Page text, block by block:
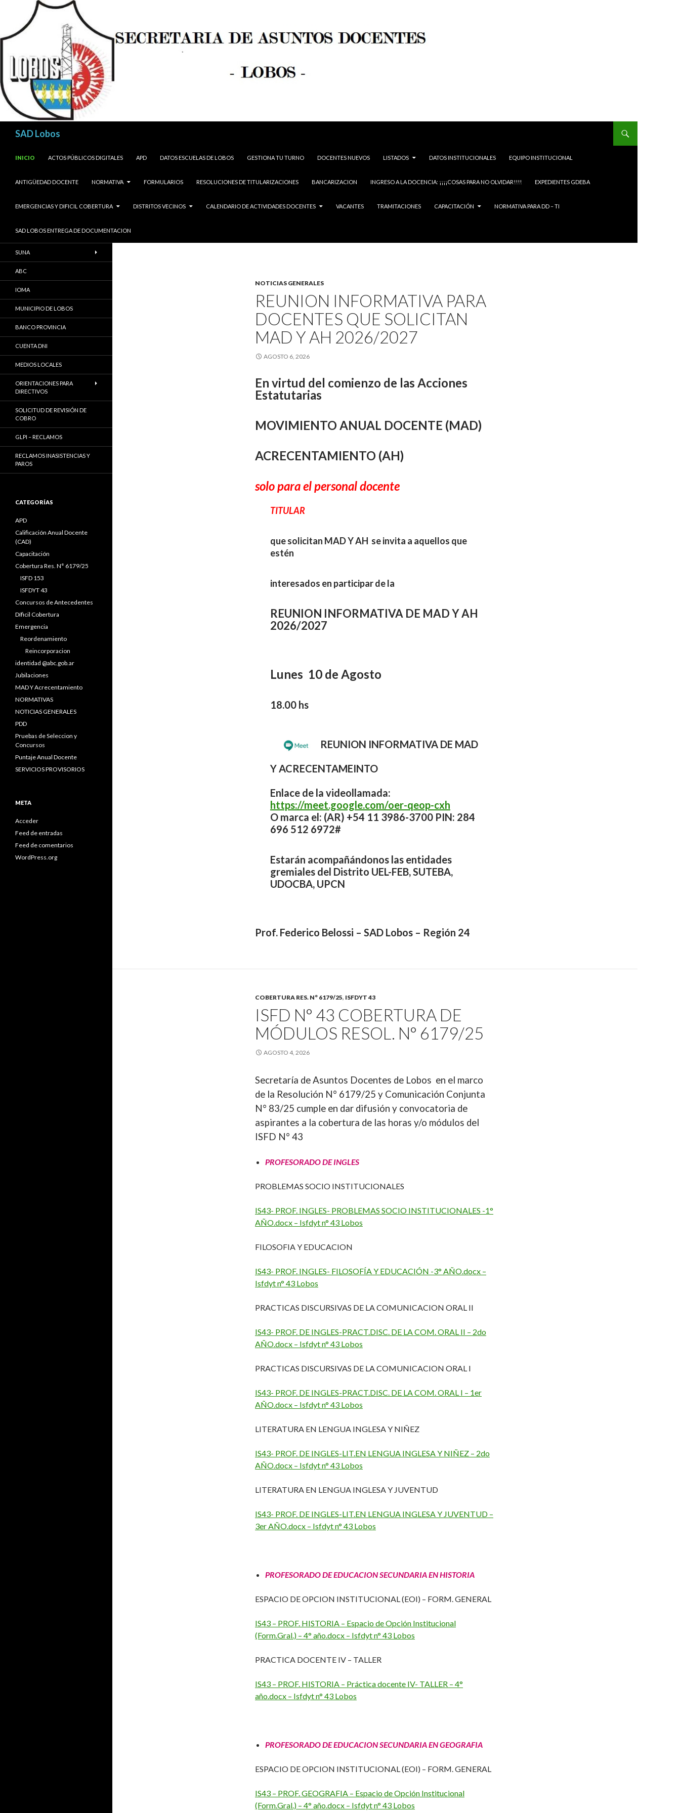
SAD Lobos
INICIO
ACTOS PÚBLICOS DIGITALES APD DATOS ESCUELAS DE LOBOS GESTIONA TU TURNO DOCENTES NUEVOS LISTADOS DATOS INSTITUCIONALES EQUIPO INSTITUCIONAL
ANTIGÜEDAD DOCENTE NORMATIVA FORMULARIOS RESOLUCIONES DE TITULARIZACIONES BANCARIZACION INGRESO A LA DOCENCIA: ¡¡¡¡COSAS PARA NO OLVIDAR!!!! EXPEDIENTES GDEBA
EMERGENCIAS Y DIFICIL COBERTURA DISTRITOS VECINOS CALENDARIO DE ACTIVIDADES DOCENTES VACANTES TRAMITACIONES CAPACITACIÓN NORMATIVA PARA DD – TI
SAD LOBOS ENTREGA DE DOCUMENTACION
NOTICIAS GENERALES
REUNION INFORMATIVA PARA
DOCENTES QUE SOLICITAN
MAD Y AH 2026/2027
AGOSTO 6, 2026
En virtud del comienzo de las Acciones
Estatutarias
MOVIMIENTO ANUAL DOCENTE (MAD)
ACRECENTAMIENTO (AH)
solo para el personal docente
TITULAR
que solicitan MAD Y AH se invita a aquellos que
estén
interesados en participar de la
REUNION INFORMATIVA DE MAD Y AH
2026/2027
Lunes 10 de Agosto
18.00 hs
REUNION INFORMATIVA DE MAD
Y ACRECENTAMEINTO
Enlace de la videollamada:
https://meet.google.com/oer-qeop-cxh
O marca el: ‪(AR) +54 11 3986-3700‬ PIN: ‪284
696 512 6972‬#
Estarán acompañándonos las entidades
gremiales del Distrito UEL-FEB, SUTEBA,
UDOCBA, UPCN
Prof. Federico Belossi – SAD Lobos – Región 24
COBERTURA RES. N° 6179/25, ISFDYT 43
ISFD N° 43 COBERTURA DE
MÓDULOS RESOL. N° 6179/25
AGOSTO 4, 2026
Secretaría de Asuntos Docentes de Lobos en el marco
de la Resolución N° 6179/25 y Comunicación Conjunta
N° 83/25 cumple en dar difusión y convocatoria de
aspirantes a la cobertura de las horas y/o módulos del
ISFD N° 43
PROFESORADO DE INGLES
PROBLEMAS SOCIO INSTITUCIONALES
IS43- PROF. INGLES- PROBLEMAS SOCIO INSTITUCIONALES -1°
AÑO.docx – Isfdyt n° 43 Lobos
FILOSOFIA Y EDUCACION
IS43- PROF. INGLES- FILOSOFÍA Y EDUCACIÓN -3° AÑO.docx –
Isfdyt n° 43 Lobos
PRACTICAS DISCURSIVAS DE LA COMUNICACION ORAL II
IS43- PROF. DE INGLES-PRACT.DISC. DE LA COM. ORAL II – 2do
AÑO.docx – Isfdyt n° 43 Lobos
PRACTICAS DISCURSIVAS DE LA COMUNICACION ORAL I
IS43- PROF. DE INGLES-PRACT.DISC. DE LA COM. ORAL I – 1er
AÑO.docx – Isfdyt n° 43 Lobos
LITERATURA EN LENGUA INGLESA Y NIÑEZ
IS43- PROF. DE INGLES-LIT.EN LENGUA INGLESA Y NIÑEZ – 2do
AÑO.docx – Isfdyt n° 43 Lobos
LITERATURA EN LENGUA INGLESA Y JUVENTUD
IS43- PROF. DE INGLES-LIT.EN LENGUA INGLESA Y JUVENTUD –
3er AÑO.docx – Isfdyt n° 43 Lobos
PROFESORADO DE EDUCACION SECUNDARIA EN HISTORIA
ESPACIO DE OPCION INSTITUCIONAL (EOI) – FORM. GENERAL
IS43 – PROF. HISTORIA – Espacio de Opción Institucional
(Form.Gral.) – 4° año.docx – Isfdyt n° 43 Lobos
PRACTICA DOCENTE IV – TALLER
IS43 – PROF. HISTORIA – Práctica docente IV- TALLER – 4°
año.docx – Isfdyt n° 43 Lobos
PROFESORADO DE EDUCACION SECUNDARIA EN GEOGRAFIA
ESPACIO DE OPCION INSTITUCIONAL (EOI) – FORM. GENERAL
IS43 – PROF. GEOGRAFIA – Espacio de Opción Institucional
(Form.Gral.) – 4° año.docx – Isfdyt n° 43 Lobos
SUNA
ABC
IOMA
MUNICIPIO DE LOBOS
BANCO PROVINCIA
CUENTA DNI
MEDIOS LOCALES
ORIENTACIONES PARA
DIRECTIVOS
SOLICITUD DE REVISIÓN DE
COBRO
GLPI – RECLAMOS
RECLAMOS INASISTENCIAS Y
PAROS
CATEGORÍAS
APD
Calificación Anual Docente
(CAD)
Capacitación
Cobertura Res. N° 6179/25
ISFD 153
ISFDYT 43
Concursos de Antecedentes
Díficil Cobertura
Emergencia
Reordenamiento
Reincorporacion
identidad @abc.gob.ar
Jubilaciones
MAD Y Acrecentamiento
NORMATIVAS
NOTICIAS GENERALES
PDD
Pruebas de Seleccion y
Concursos
Puntaje Anual Docente
SERVICIOS PROVISORIOS
META
Acceder
Feed de entradas
Feed de comentarios
WordPress.org